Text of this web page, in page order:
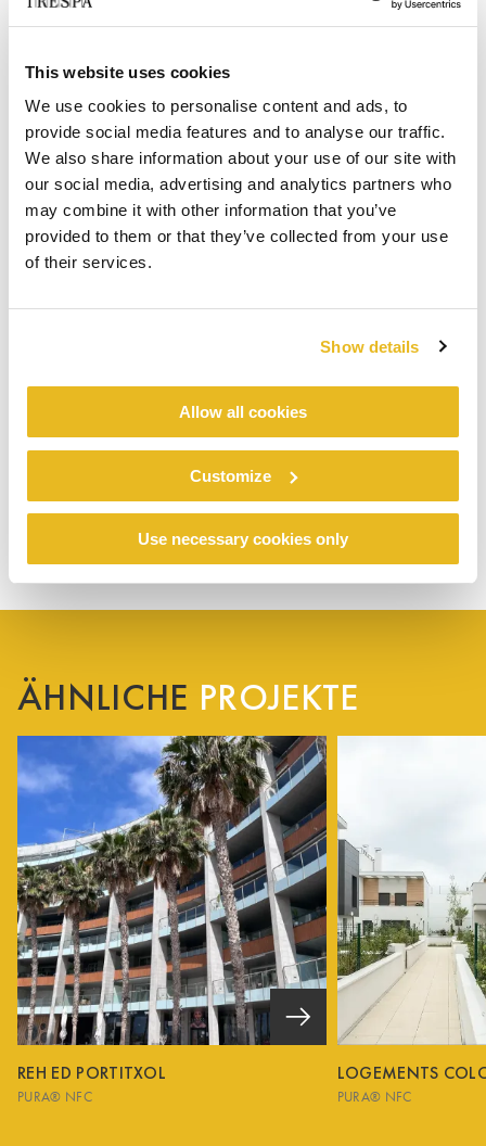
This website uses cookies
We use cookies to personalise content and ads, to
provide social media features and to analyse our traffic.
We also share information about your use of our site with
our social media, advertising and analytics partners who
may combine it with other information that you’ve
provided to them or that they’ve collected from your use
of their services.
Show details
Allow all cookies
Customize
Use necessary cookies only
ÄHNLICHE PROJEKTE
REH ED PORTITXOL
PURA® NFC
LOGEMENTS
PURA® NFC